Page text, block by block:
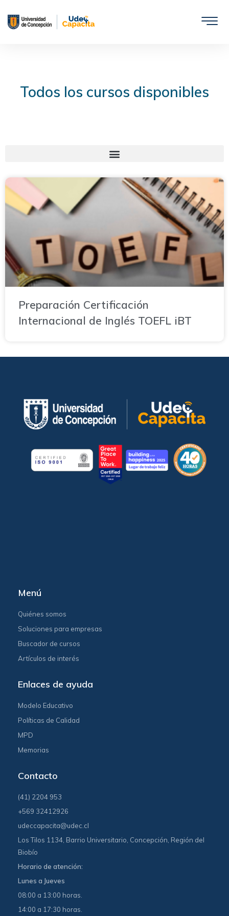
Saltar
Todos los cursos disponibles
Preparación Certificación
Internacional de Inglés TOEFL iBT
Menú
Quiénes somos
Soluciones para empresas
Buscador de cursos
Artículos de interés
Enlaces de ayuda
Modelo Educativo
Políticas de Calidad
MPD
Memorias
Contacto
(41) 2204 953
+569 32412926
udeccapacita@udec.cl
Los Tilos 1134, Barrio Universitario, Concepción, Región del
Biobío
Horario de atención:
Lunes a Jueves
08:00 a 13:00 horas.
14:00 a 17:30 horas.